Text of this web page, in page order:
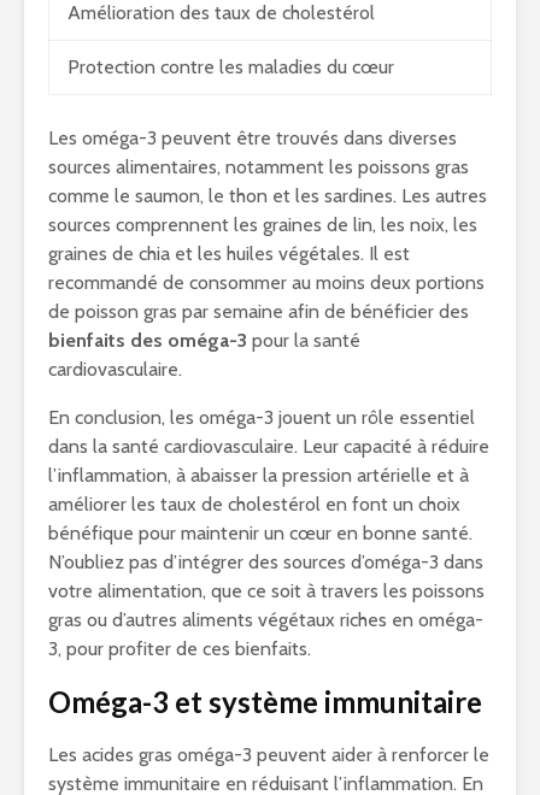
Amélioration des taux de cholestérol
Protection contre les maladies du cœur
Les oméga-3 peuvent être trouvés dans diverses
sources alimentaires, notamment les poissons gras
comme le saumon, le thon et les sardines. Les autres
sources comprennent les graines de lin, les noix, les
graines de chia et les huiles végétales. Il est
recommandé de consommer au moins deux portions
de poisson gras par semaine afin de bénéficier des
bienfaits des oméga-3 pour la santé
cardiovasculaire.
En conclusion, les oméga-3 jouent un rôle essentiel
dans la santé cardiovasculaire. Leur capacité à réduire
l’inflammation, à abaisser la pression artérielle et à
améliorer les taux de cholestérol en font un choix
bénéfique pour maintenir un cœur en bonne santé.
N’oubliez pas d’intégrer des sources d’oméga-3 dans
votre alimentation, que ce soit à travers les poissons
gras ou d’autres aliments végétaux riches en oméga-
3, pour profiter de ces bienfaits.
Oméga-3 et système immunitaire
Les acides gras oméga-3 peuvent aider à renforcer le
système immunitaire en réduisant l’inflammation. En